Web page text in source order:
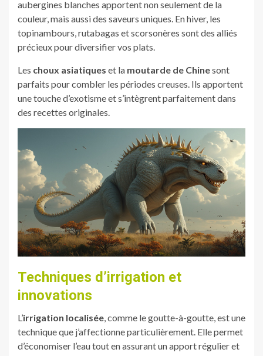
aubergines blanches apportent non seulement de la
couleur, mais aussi des saveurs uniques. En hiver, les
topinambours, rutabagas et scorsonères sont des alliés
précieux pour diversifier vos plats.
Les choux asiatiques et la moutarde de Chinesont
parfaits pour combler les périodes creuses. Ils apportent
une touche d’exotisme et s’intègrent parfaitement dans
des recettes originales.
Techniques d’irrigation et
innovations
L’irrigation localisée, comme le goutte-à-goutte, est une
technique que j’affectionne particulièrement. Elle permet
d’économiser l’eau tout en assurant un apport régulier et